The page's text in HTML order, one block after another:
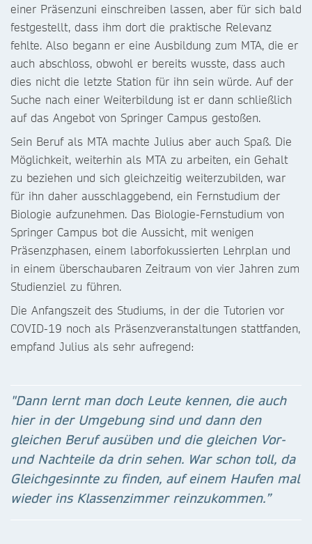
einer Präsenzuni einschreiben lassen, aber für sich bald
festgestellt, dass ihm dort die praktische Relevanz
fehlte. Also begann er eine Ausbildung zum MTA, die er
auch abschloss, obwohl er bereits wusste, dass auch
dies nicht die letzte Station für ihn sein würde. Auf der
Suche nach einer Weiterbildung ist er dann schließlich
auf das Angebot von Springer Campus gestoßen.
Sein Beruf als MTA machte Julius aber auch Spaß. Die
Möglichkeit, weiterhin als MTA zu arbeiten, ein Gehalt
zu beziehen und sich gleichzeitig weiterzubilden, war
für ihn daher ausschlaggebend, ein Fernstudium der
Biologie aufzunehmen. Das Biologie-Fernstudium von
Springer Campus bot die Aussicht, mit wenigen
Präsenzphasen, einem laborfokussierten Lehrplan und
in einem überschaubaren Zeitraum von vier Jahren zum
Studienziel zu führen.
Die Anfangszeit des Studiums, in der die Tutorien vor
COVID-19 noch als Präsenzveranstaltungen stattfanden,
empfand Julius als sehr aufregend:
"Dann lernt man doch Leute kennen, die auch
hier in der Umgebung sind und dann den
gleichen Beruf ausüben und die gleichen Vor-
und Nachteile da drin sehen. War schon toll, da
Gleichgesinnte zu finden, auf einem Haufen mal
wieder ins Klassenzimmer reinzukommen.”